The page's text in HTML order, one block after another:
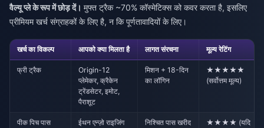
वैल्यू प्ले के रूप में छोड़ दें। मुफ्त ट्रैक ~70% कॉस्मेटिक्स को कवर करता है, इसलिए
प्रीमियम खर्च संग्राहकों के लिए है, न कि पूर्णतावादियों के लिए।
खर्च का विकल्प आपको क्या मिलता है लागत संरचना मूल्य रेटिंग
फ्री ट्रैक
Origin-12
प्लेमेकर, क्रैकेन
ट्रेंडसेटर, इमोट,
पैराशूट
मिशन + 18-दिन
का लॉगिन
★★★★★
(सर्वोत्तम मूल्य)
पीक पिच पास
ईथन एन्ज़ो राइजिंग
निश्चित पास खरीद
★★★★ (यदि